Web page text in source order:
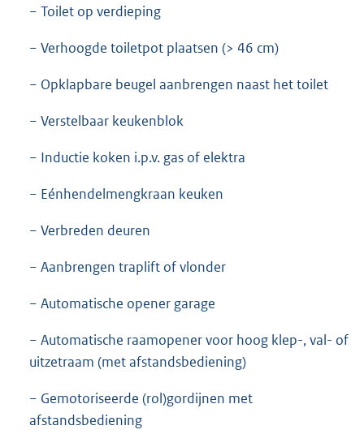
− Toilet op verdieping
− Verhoogde toiletpot plaatsen (> 46 cm)
− Opklapbare beugel aanbrengen naast het toilet
− Verstelbaar keukenblok
− Inductie koken i.p.v. gas of elektra
− Eénhendelmengkraan keuken
− Verbreden deuren
− Aanbrengen traplift of vlonder
− Automatische opener garage
− Automatische raamopener voor hoog klep-, val- of
uitzetraam (met afstandsbediening)
− Gemotoriseerde (rol)gordijnen met
afstandsbediening